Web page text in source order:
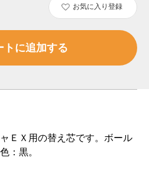
お気に入り登録
ＥＸ用の替え芯です。ボール
：黒。